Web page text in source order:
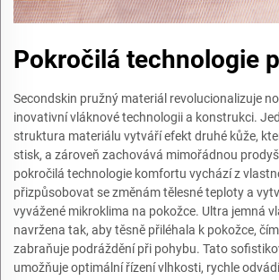
Pokročilá technologie
Secondskin pružný materiál revolucionalizuje
inovativní vláknové technologii a konstrukci.
struktura materiálu vytváří efekt druhé kůže,
stisk, a zároveň zachovává mimořádnou
pokročilá technologie komfortu vychází z
přizpůsobovat se změnám tělesné teploty a
vyvážené mikroklima na pokožce. Ultra jemná
navržena tak, aby těsně přiléhala k pokožce,
zabraňuje podráždění při pohybu. Tato
umožňuje optimální řízení vlhkosti, rychle